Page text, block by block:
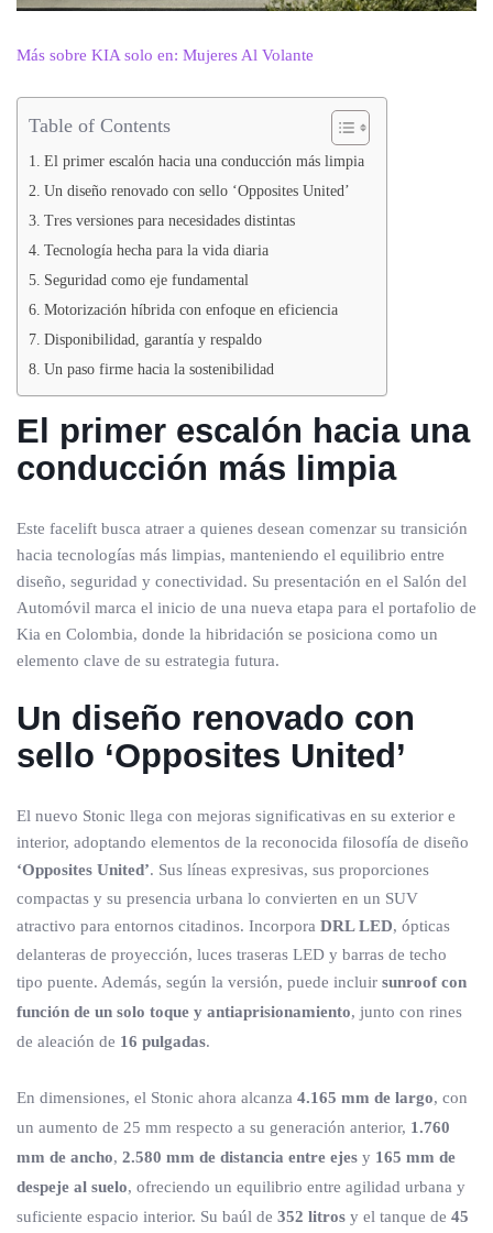
Más sobre KIA solo en: Mujeres Al Volante
Table of Contents
El primer escalón hacia una conducción más limpia
Un diseño renovado con sello ‘Opposites United’
Tres versiones para necesidades distintas
Tecnología hecha para la vida diaria
Seguridad como eje fundamental
Motorización híbrida con enfoque en eficiencia
Disponibilidad, garantía y respaldo
Un paso firme hacia la sostenibilidad
El primer escalón hacia una
conducción más limpia
Este facelift busca atraer a quienes desean comenzar su transición
hacia tecnologías más limpias, manteniendo el equilibrio entre
diseño, seguridad y conectividad. Su presentación en el Salón del
Automóvil marca el inicio de una nueva etapa para el portafolio de
Kia en Colombia, donde la hibridación se posiciona como un
elemento clave de su estrategia futura.
Un diseño renovado con
sello ‘Opposites United’
El nuevo Stonic llega con mejoras significativas en su exterior e
interior, adoptando elementos de la reconocida filosofía de diseño
‘Opposites United’. Sus líneas expresivas, sus proporciones
compactas y su presencia urbana lo convierten en un SUV
atractivo para entornos citadinos. Incorpora DRL LED, ópticas
delanteras de proyección, luces traseras LED y barras de techo
tipo puente. Además, según la versión, puede incluir sunroof con
función de un solo toque y antiaprisionamiento, junto con rines
de aleación de 16 pulgadas.
En dimensiones, el Stonic ahora alcanza 4.165 mm de largo, con
un aumento de 25 mm respecto a su generación anterior, 1.760
mm de ancho, 2.580 mm de distancia entre ejes y 165 mm de
despeje al suelo, ofreciendo un equilibrio entre agilidad urbana y
suficiente espacio interior. Su baúl de 352 litros y el tanque de 45